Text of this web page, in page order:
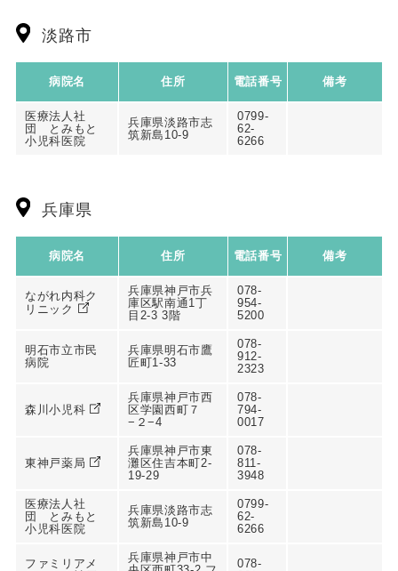
淡路市
病院名 住所 電話番号 備考
医療法人社
団 とみもと
小児科医院
兵庫県淡路市志
筑新島10-9
0799-
62-
6266
兵庫県
病院名 住所 電話番号 備考
ながれ内科ク
リニック
兵庫県神戸市兵
庫区駅南通1丁
目2-3 3階
078-
954-
5200
明石市立市民
病院
兵庫県明石市鷹
匠町1-33
078-
912-
2323
森川小児科
兵庫県神戸市西
区学園西町７
−２−4
078-
794-
0017
東神戸薬局
兵庫県神戸市東
灘区住吉本町2-
19-29
078-
811-
3948
医療法人社
団 とみもと
小児科医院
兵庫県淡路市志
筑新島10-9
0799-
62-
6266
ファミリアメ
兵庫県神戸市中
078-